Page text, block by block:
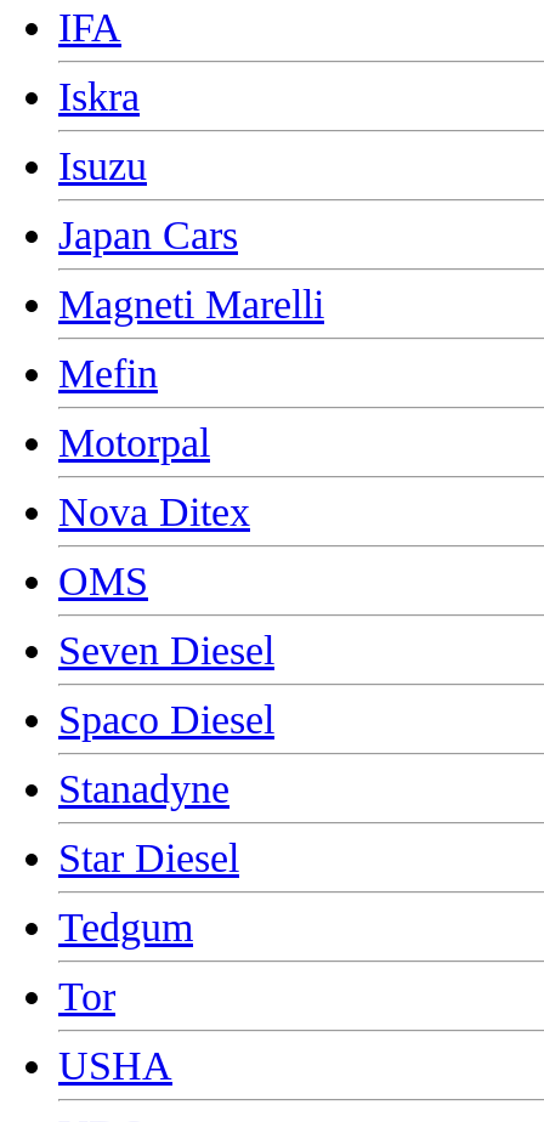
IFA
Iskra
Isuzu
Japan Cars
Magneti Marelli
Mefin
Motorpal
Nova Ditex
OMS
Seven Diesel
Spaco Diesel
Stanadyne
Star Diesel
Tedgum
Tor
USHA